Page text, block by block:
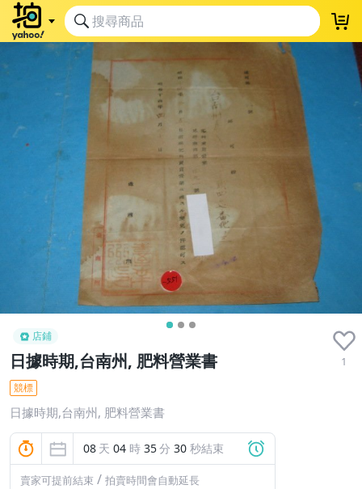
店鋪
日據時期,台南州, 肥料營業書 1
競標
日據時期,台南州, 肥料營業書
08 天 04 時 35分 29 秒結束
賣家可提前結束 / 拍賣時間會自動延長